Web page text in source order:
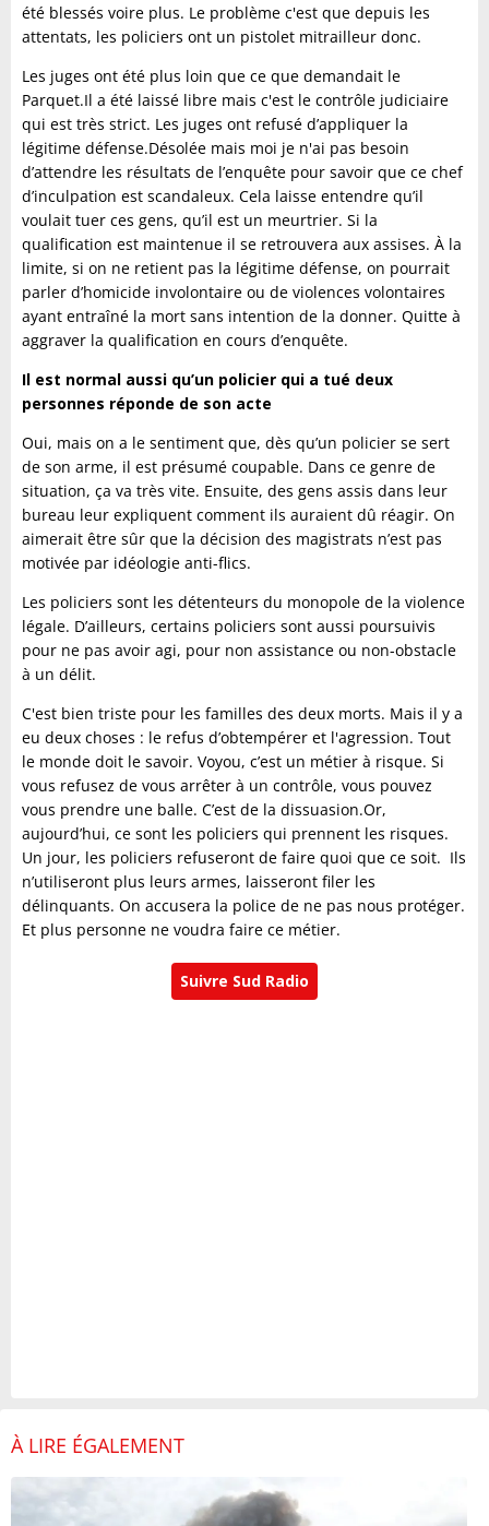
été blessés voire plus. Le problème c'est que depuis les
attentats, les policiers ont un pistolet mitrailleur donc.
Les juges ont été plus loin que ce que demandait le
Parquet.Il a été laissé libre mais c'est le contrôle judiciaire
qui est très strict. Les juges ont refusé d’appliquer la
légitime défense.Désolée mais moi je n'ai pas besoin
d’attendre les résultats de l’enquête pour savoir que ce chef
d’inculpation est scandaleux. Cela laisse entendre qu’il
voulait tuer ces gens, qu’il est un meurtrier. Si la
qualification est maintenue il se retrouvera aux assises. À la
limite, si on ne retient pas la légitime défense, on pourrait
parler d’homicide involontaire ou de violences volontaires
ayant entraîné la mort sans intention de la donner. Quitte à
aggraver la qualification en cours d’enquête.
Il est normal aussi qu’un policier qui a tué deux
personnes réponde de son acte
Oui, mais on a le sentiment que, dès qu’un policier se sert
de son arme, il est présumé coupable. Dans ce genre de
situation, ça va très vite. Ensuite, des gens assis dans leur
bureau leur expliquent comment ils auraient dû réagir. On
aimerait être sûr que la décision des magistrats n’est pas
motivée par idéologie anti-flics.
Les policiers sont les détenteurs du monopole de la violence
légale. D’ailleurs, certains policiers sont aussi poursuivis
pour ne pas avoir agi, pour non assistance ou non-obstacle
à un délit.
C'est bien triste pour les familles des deux morts. Mais il y a
eu deux choses : le refus d’obtempérer et l'agression. Tout
le monde doit le savoir. Voyou, c’est un métier à risque. Si
vous refusez de vous arrêter à un contrôle, vous pouvez
vous prendre une balle. C’est de la dissuasion.Or,
aujourd’hui, ce sont les policiers qui prennent les risques.
Un jour, les policiers refuseront de faire quoi que ce soit. Ils
n’utiliseront plus leurs armes, laisseront filer les
délinquants. On accusera la police de ne pas nous protéger.
Et plus personne ne voudra faire ce métier.
Suivre Sud Radio
À LIRE ÉGALEMENT